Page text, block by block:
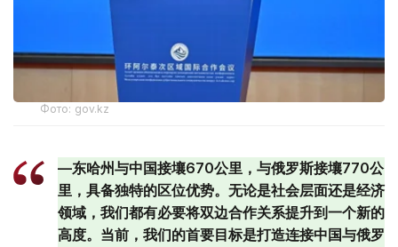
Фото: gov.kz
—东哈州与中国接壤670公里，与俄罗斯接壤770公
里，具备独特的区位优势。无论是社会层面还是经济
领域，我们都有必要将双边合作关系提升到一个新的
高度。当前，我们的首要目标是打造连接中国与俄罗